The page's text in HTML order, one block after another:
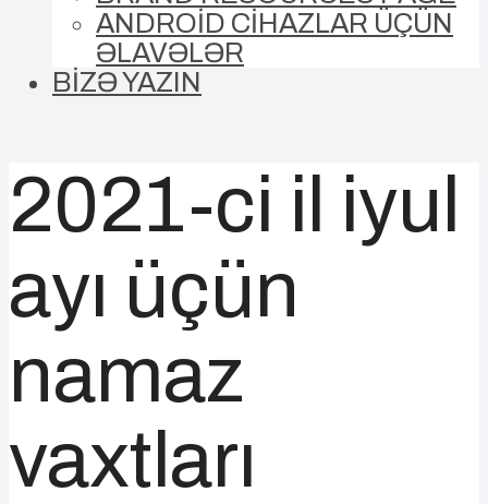
ANDROİD CİHAZLAR ÜÇÜN
ƏLAVƏLƏR
BİZƏ YAZIN
2021-ci il iyul
ayı üçün
namaz
vaxtları